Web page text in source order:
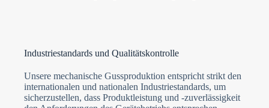
Industriestandards und Qualitätskontrolle
Unsere mechanische Gussproduktion entspricht strikt den
internationalen und nationalen Industriestandards, um
sicherzustellen, dass Produktleistung und -zuverlässigkeit